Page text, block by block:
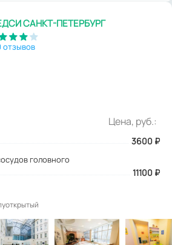
САНКТ-ПЕТЕРБУРГ
отзывов
Цена, руб.:
3600 ₽
головного
11100 ₽